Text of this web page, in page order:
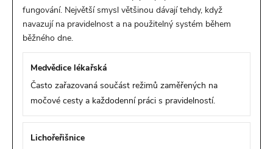
fungování. Největší smysl většinou dávají tehdy, když
navazují na pravidelnost a na použitelný systém během
běžného dne.
Medvědice lékařská
Často zařazovaná součást režimů zaměřených na
močové cesty a každodenní práci s pravidelností.
Lichořeřišnice